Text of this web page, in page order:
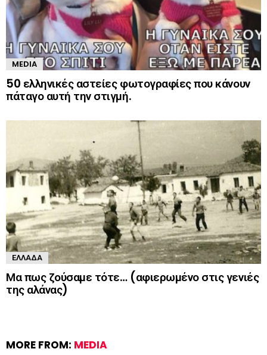
MEDIA
50 ελληνικές αστείες φωτογραφίες που κάνουν
πάταγο αυτή την στιγμή.
ΕΛΛΆΔΑ
Μα πως ζούσαμε τότε… (αφιερωμένο στις γενιές
της αλάνας)
MORE FROM: MEDIA